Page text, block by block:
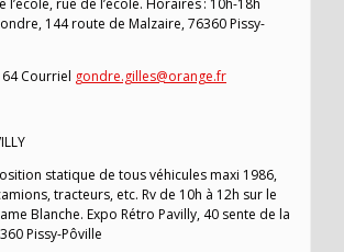
rue de l’école. Horaires : 10h-18h
144 route de Malzaire, 76360 Pissy-
Courriel gondre.gilles@orange.fr
statique de tous véhicules maxi 1986,
tracteurs, etc. Rv de 10h à 12h sur le
Blanche. Expo Rétro Pavilly, 40 sente de la
Pissy-Pôville